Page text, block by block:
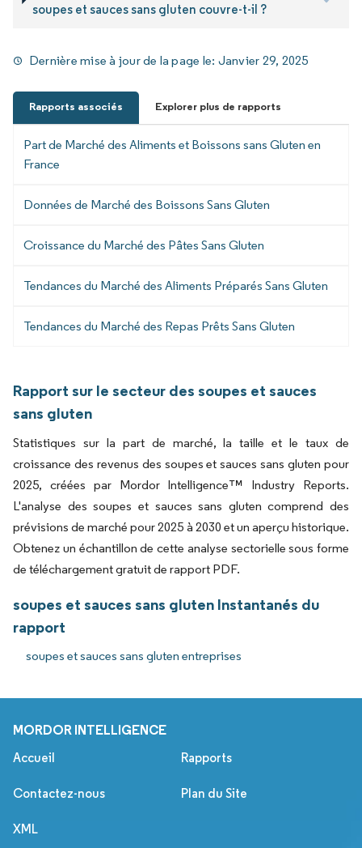
soupes et sauces sans gluten couvre-t-il ?
Dernière mise à jour de la page le: Janvier 29, 2025
Rapports associés Explorer plus de rapports
Part de Marché des Aliments et Boissons sans Gluten en
France
Données de Marché des Boissons Sans Gluten
Croissance du Marché des Pâtes Sans Gluten
Tendances du Marché des Aliments Préparés Sans Gluten
Tendances du Marché des Repas Prêts Sans Gluten
Rapport sur le secteur des soupes et sauces
sans gluten
Statistiques sur la part de marché, la taille et le taux de
croissance des revenus des soupes et sauces sans gluten pour
2025, créées par Mordor Intelligence™ Industry Reports.
L'analyse des soupes et sauces sans gluten comprend des
prévisions de marché pour 2025 à 2030 et un aperçu historique.
Obtenez un échantillon de cette analyse sectorielle sous forme
de téléchargement gratuit de rapport PDF.
soupes et sauces sans gluten Instantanés du
rapport
soupes et sauces sans gluten entreprises
MORDOR INTELLIGENCE
Accueil Rapports
Contactez-nous Plan du Site
XML